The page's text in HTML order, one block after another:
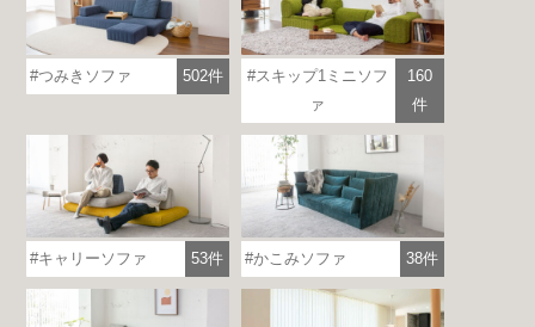
詳しくはこちら
つみきソファ 502件
スキップ1ミニソフ
ァ
160
件
キャリーソファ 53件 かこみソファ 38件